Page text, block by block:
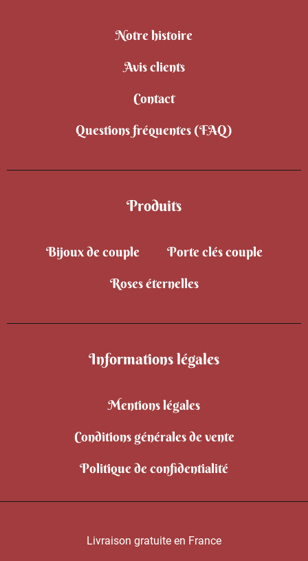
Notre histoire
Avis clients
Contact
Questions fréquentes (FAQ)
Produits
Bijoux de couple
Porte clés couple
Roses éternelles
Informations légales
Mentions légales
Conditions générales de vente
Politique de confidentialité
Livraison gratuite en France